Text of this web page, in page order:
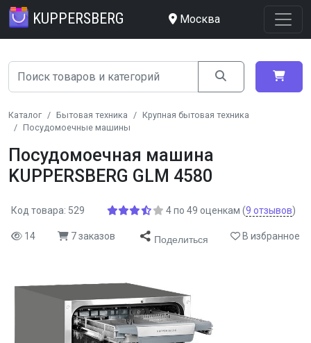
KUPPERSBERG Москва
Каталог Бытовая техника
Крупная бытовая техника
Посудомоечные машины
Посудомоечная машина
KUPPERSBERG GLM 4580
Код товара: 529 4по 49 оценкам (9 отзывов)
14 7 заказов Поделиться В избранное